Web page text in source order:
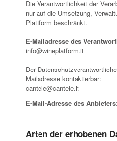
Die Verantwortlichkeit der
nur auf die Umsetzung,
Plattform beschränkt.
E-Mailadresse des
info@wineplatform.it
Der
Mailadresse kontaktierbar:
cantele@cantele.it
E-Mail-Adresse des Anbieters:
Arten der erhobenen